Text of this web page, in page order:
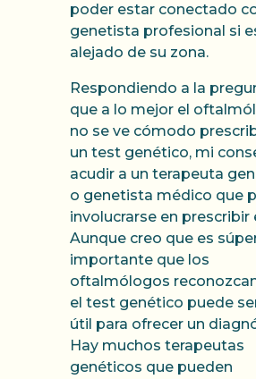
poder estar conectado
genetista profesional si
alejado de su zona.
Respondiendo a la
que a lo mejor el
no se ve cómodo
un test genético, mi
acudir a un terapeuta
o genetista médico que
involucrarse en prescribir
Aunque creo que es
importante que los
oftalmólogos
el test genético puede
útil para ofrecer un
Hay muchos terapeutas
genéticos que pueden